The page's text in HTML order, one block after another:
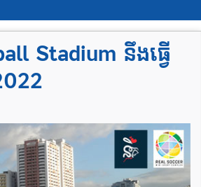
Stadium នឹងធ្វើ